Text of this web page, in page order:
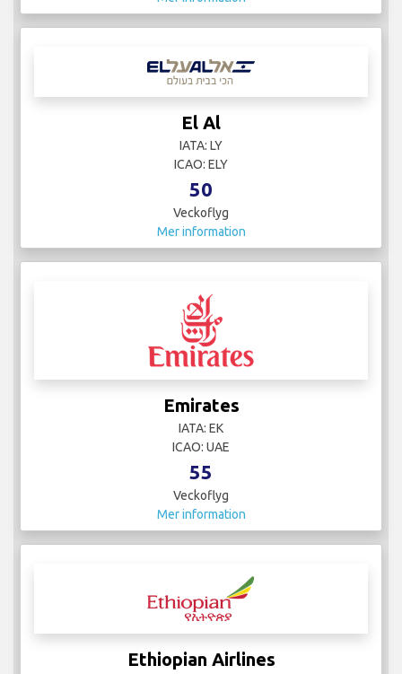
El Al
IATA: LY
ICAO: ELY
50
Veckoflyg
Mer information
Emirates
IATA: EK
ICAO: UAE
55
Veckoflyg
Mer information
Ethiopian Airlines